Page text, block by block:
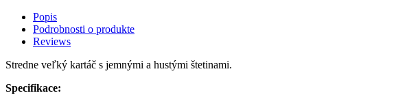
Popis
Podrobnosti o produkte
Reviews
Stredne veľký kartáč s jemnými a hustými štetinami.
Specifikace: